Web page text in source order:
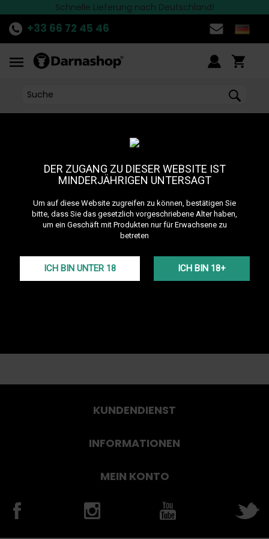
DER ZUGANG ZU DIESER WEBSITE IST
MINDERJÄHRIGEN UNTERSAGT
Um auf diese Website zugreifen zu können, bestätigen Sie
bitte, dass Sie das gesetzlich vorgeschriebene Alter haben,
um ein Geschäft mit Produkten nur für Erwachsene zu
betreten
ICH BIN UNTER 18 ICH BIN 18+
ENTDECKEdie aktuelle Aktion!>>
Schnelle Lieferung nach Deutschland!
Die besten Marken finden Sie bei Darnashop
+33 66 72 45 46
NOS MARQUES
KUNDENDIENST
INFORMATIONEN
MEIN KONTO